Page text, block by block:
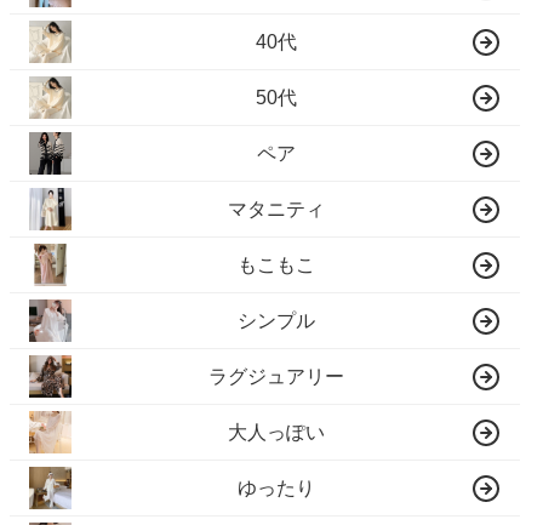
40代
50代
ペア
マタニティ
もこもこ
シンプル
ラグジュアリー
大人っぽい
ゆったり